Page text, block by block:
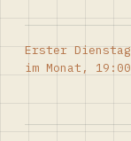
Erster Dienstag
im Monat, 19:00